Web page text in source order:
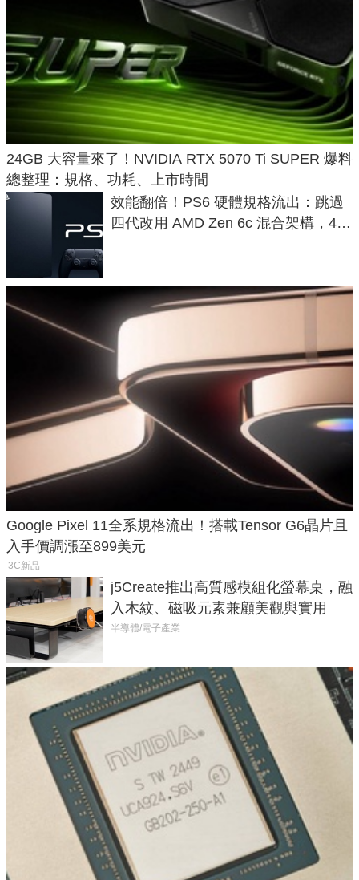
24GB 大容量來了！NVIDIA RTX 5070 Ti SUPER 爆料
總整理：規格、功耗、上市時間
效能翻倍！PS6 硬體規格流出：跳過
四代改用 AMD Zen 6c 混合架構，4K
Google Pixel 11全系規格流出！搭載Tensor G6晶片且
入手價調漲至899美元
3C新品
j5Create推出高質感模組化螢幕桌，融
入木紋、磁吸元素兼顧美觀與實用
半導體/電子產業